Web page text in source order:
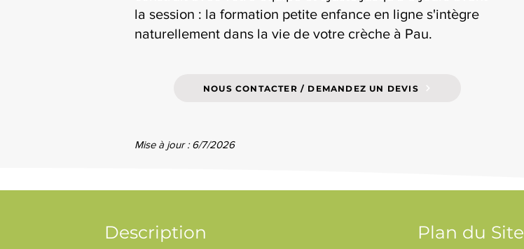
la session : la formation petite enfance en ligne s'intègre
naturellement dans la vie de votre crèche à Pau.
NOUS CONTACTER / DEMANDEZ UN DEVIS
Mise à jour : 6/7/2026
Description Plan du Site